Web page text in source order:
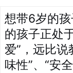
想带6岁的
的孩子正处
爱”，远比
味性”、“安